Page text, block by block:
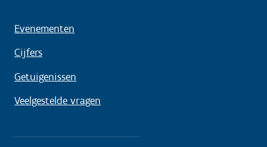
Evenementen
Cijfers
Getuigenissen
Veelgestelde vragen